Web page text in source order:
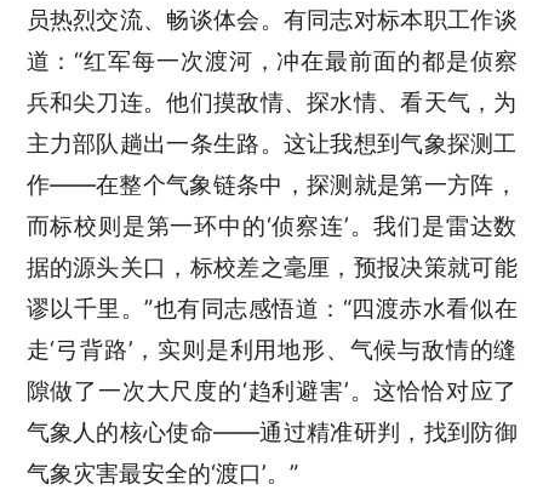
员热烈交流、 畅谈体会。 有同志对标本职工作谈
道： “红军每一次渡河，冲在最前面的都是侦察
兵和尖刀连。他们摸敌情、探水情、看天气，为
主力部队趟出一条生路。这让我想到气象探测工
作——在整个气象链条中，探测就是第一方阵，
而标校则是第一环中的‘侦察连’。我们是雷达数
据的源头关口 ，标校差之毫厘， 预报决策就可能
谬以千里。”也有同志感悟道： “四渡赤水看似在
走‘弓背路’，实则是利用地形、气候与敌情的缝
隙做了一次大尺度的‘趋利避害’。这恰恰对应了
气象人的核心使命——通过精准研判，找到防御
气象灾害最安全的‘渡口’。”